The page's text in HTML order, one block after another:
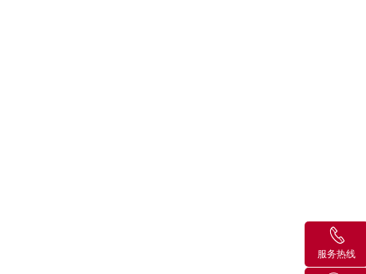
服务热线